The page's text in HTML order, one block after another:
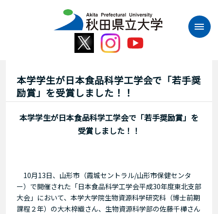
本学学生が日本食品科学工学会で「若手奨
励賞」を受賞しました！！
本学学生が日本食品科学工学会で「若手奨励賞」を
受賞しました！！
10月13日、山形市（霞城セントラル/山形市保健センタ
ー）で開催された「日本食品科学工学会平成30年度東北支部
大会」において、本学大学院生物資源科学研究科（博士前期
課程２年）の大木梓織さん、生物資源科学部の佐藤千樺さん